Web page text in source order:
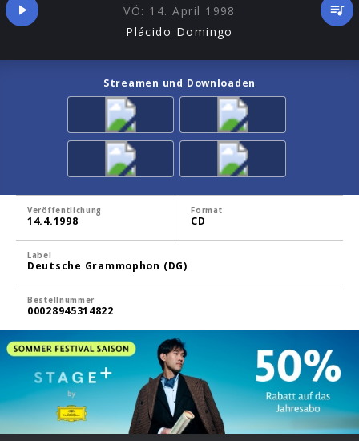
VÖ: 14. April 1998
Plácido Domingo
Streamen und Downloaden
Veröffentlichung
14.4.1998
Format
CD
Label
Deutsche Grammophon (DG)
Bestellnummer
00028945314822